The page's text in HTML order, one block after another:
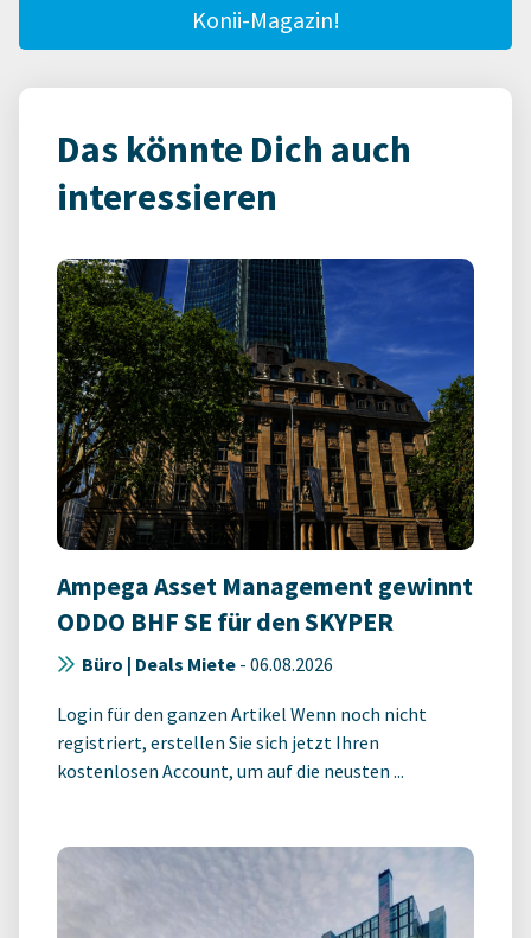
Konii-Magazin!
Das könnte Dich auch
interessieren
Ampega Asset Management gewinnt
ODDO BHF SE für den SKYPER
Büro | Deals Miete - 06.08.2026
Login für den ganzen Artikel Wenn noch nicht
registriert, erstellen Sie sich jetzt Ihren
kostenlosen Account, um auf die neusten ...